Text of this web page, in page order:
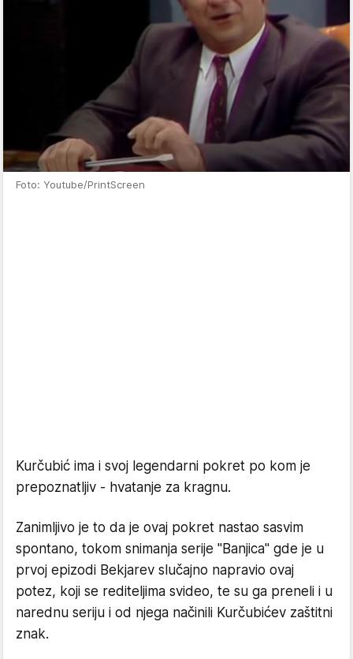
Foto: Youtube/PrintScreen
Kurčubić ima i svoj legendarni pokret po kom je
prepoznatljiv - hvatanje za kragnu.
Zanimljivo je to da je ovaj pokret nastao sasvim
spontano, tokom snimanja serije "Banjica" gde je u
prvoj epizodi Bekjarev slučajno napravio ovaj
potez, koji se rediteljima svideo, te su ga preneli i u
narednu seriju i od njega načinili Kurčubićev zaštitni
znak.